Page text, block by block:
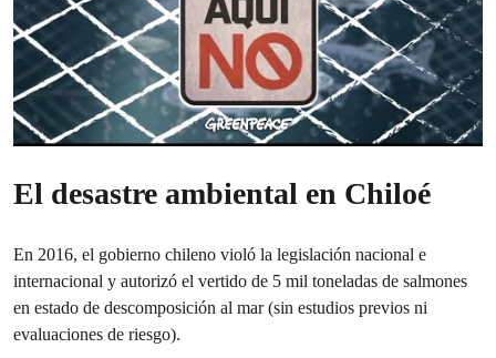
El desastre ambiental en Chiloé
En 2016, el gobierno chileno violó la legislación nacional e
internacional y autorizó el vertido de 5 mil toneladas de salmones
en estado de descomposición al mar (sin estudios previos ni
evaluaciones de riesgo).